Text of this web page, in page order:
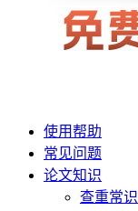
使用帮助
常见问题
论文知识
查重常识